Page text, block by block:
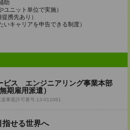
助
ユニット単位で実施）
携先あり）
いキャリアを申告できる制度）
ビス エンジニアリング事業本部
無期雇用派遣）
遣事業許可番号:13-011061
指せる世界へ